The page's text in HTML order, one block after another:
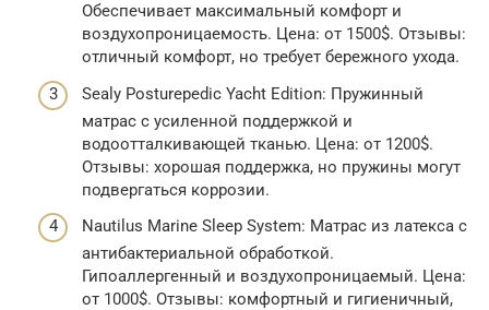
Обеспечивает максимальный комфорт и
воздухопроницаемость. Цена: от 1500$. Отзывы:
отличный комфорт, но требует бережного ухода.
Sealy Posturepedic Yacht Edition: Пружинный
матрас с усиленной поддержкой и
водоотталкивающей тканью. Цена: от 1200$.
Отзывы: хорошая поддержка, но пружины могут
подвергаться коррозии.
Nautilus Marine Sleep System: Матрас из латекса с
антибактериальной обработкой.
Гипоаллергенный и воздухопроницаемый. Цена:
от 1000$. Отзывы: комфортный и гигиеничный,